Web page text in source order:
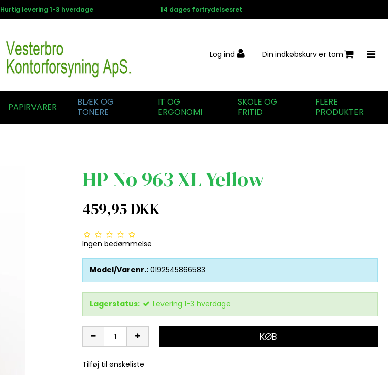
Hurtig levering 1-3 hverdage 14 dages fortrydelsesret
Log ind Din indkøbskurv er tom
PAPIRVARER
BLÆK OG
TONERE
IT OG
ERGONOMI
SKOLE OG
FRITID
FLERE
PRODUKTER
HP No 963 XL Yellow
459,95 DKK
Ingen bedømmelse
Model/Varenr.: 0192545866583
Lagerstatus: Levering 1-3 hverdage
KØB
Tilføj til ønskeliste